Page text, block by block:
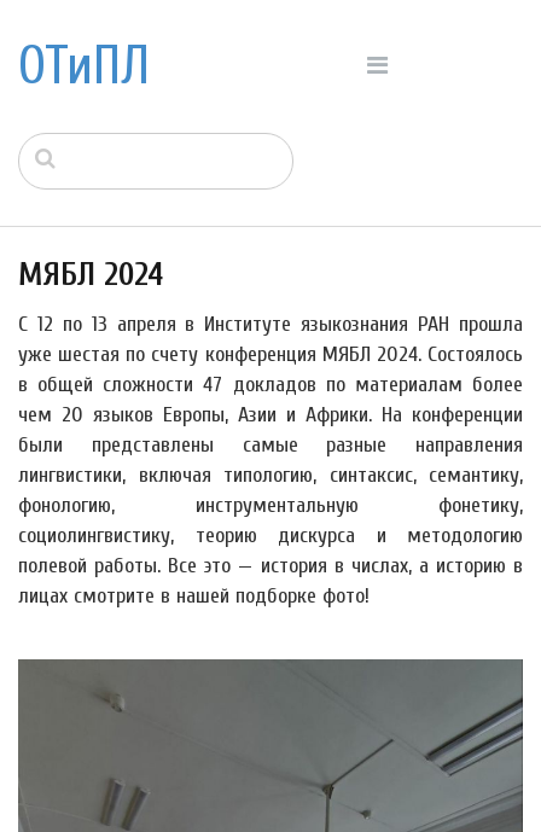
ОТиПЛ
МЯБЛ 2024
С 12 по 13 апреля в Институте языкознания РАН прошла
уже шестая по счету конференция МЯБЛ 2024. Состоялось
в общей сложности 47 докладов по материалам более
чем 20 языков Европы, Азии и Африки. На конференции
были представлены самые разные направления
лингвистики, включая типологию, синтаксис, семантику,
фонологию, инструментальную фонетику,
социолингвистику, теорию дискурса и методологию
полевой работы. Все это — история в числах, а историю в
лицах смотрите в нашей подборке фото!